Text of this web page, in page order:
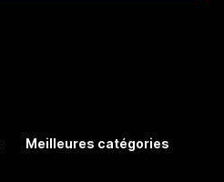
Meilleures catégories